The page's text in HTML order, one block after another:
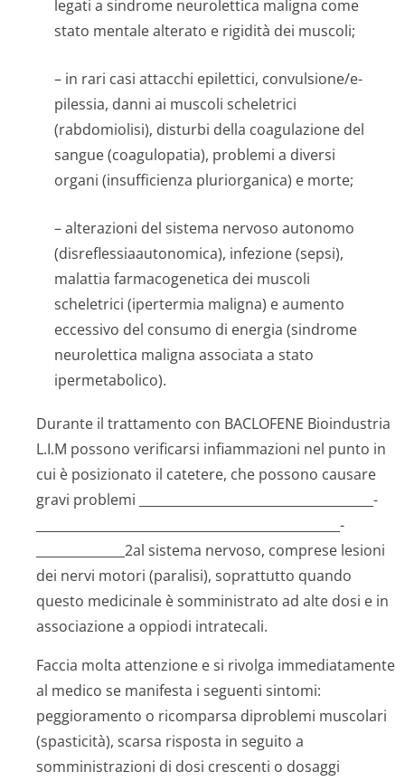
legati a sindrome neurolettica maligna come
stato mentale alterato e rigidità dei muscoli;
– in rari casi attacchi epilettici, convulsione/e­
pilessia, danni ai muscoli scheletrici
(rabdomiolisi), disturbi della coagulazione del
sangue (coagulopatia), problemi a diversi
organi (insufficienza pluriorganica) e morte;
– alterazioni del sistema nervoso autonomo
(disreflessia­autonomica), infezione (sepsi),
malattia farmacogenetica dei muscoli
scheletrici (ipertermia maligna) e aumento
eccessivo del consumo di energia (sindrome
neurolettica maligna associata a stato
ipermetabolico).
Durante il trattamento con BACLOFENE Bioindustria
L.I.M possono verificarsi infiammazioni nel punto in
cui è posizionato il catetere, che possono causare
gravi problemi _____________­________________________­
________________________­________________________­
______________2al sistema nervoso, comprese lesioni
dei nervi motori (paralisi), soprattutto quando
questo medicinale è somministrato ad alte dosi e in
associazione a oppiodi intratecali.
Faccia molta attenzione e si rivolga immediatamente
al medico se manifesta i seguenti sintomi:
peggioramento o ricomparsa diproblemi muscolari
(spasticità), scarsa risposta in seguito a
somministrazioni di dosi crescenti o dosaggi